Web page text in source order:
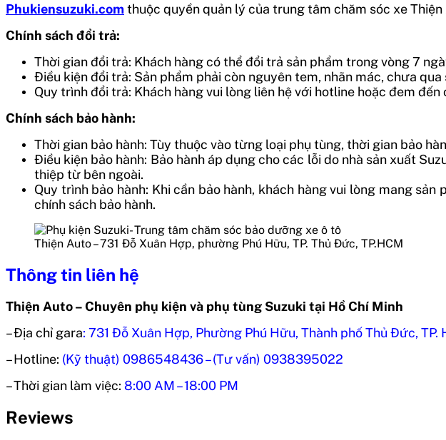
Phukiensuzuki.comthuộc quyền quản lý của trung tâm chăm sóc xe
Chính sách đổi trả:
Thời gian đổi trả: Khách hàng có thể đổi trả sản phẩm trong vòng 7
Điều kiện đổi trả: Sản phẩm phải còn nguyên tem, nhãn mác, chưa
Quy trình đổi trả: Khách hàng vui lòng liên hệ với hotline hoặc đem
Chính sách bảo hành:
Thời gian bảo hành: Tùy thuộc vào từng loại phụ tùng, thời gian bảo
Điều kiện bảo hành: Bảo hành áp dụng cho các lỗi do nhà sản xuất
thiệp từ bên ngoài.
Quy trình bảo hành: Khi cần bảo hành, khách hàng vui lòng mang
chính sách bảo hành.
Thiện Auto – 731 Đỗ Xuân Hợp, phường Phú Hữu, TP. Thủ Đức, TP.HCM
Thông tin liên hệ
Thiện Auto – Chuyên phụ kiện và phụ tùng Suzuki tại Hồ Chí Minh
– Địa chỉ gara: 731 Đỗ Xuân Hợp, Phường Phú Hữu, Thành phố Thủ Đức, TP.
– Hotline: (Kỹ thuật) 0986548436 – (Tư vấn) 0938395022
– Thời gian làm việc: 8:00 AM – 18:00 PM
Reviews